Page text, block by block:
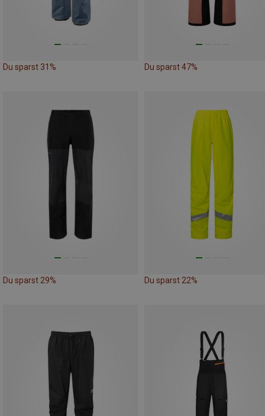
Du sparst 31% Du sparst 47%
Du sparst 29% Du sparst 22%